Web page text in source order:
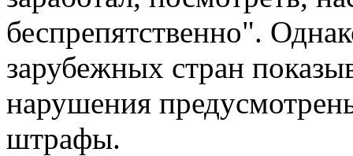
беспрепятственно".
зарубежных стран
нарушения
штрафы.